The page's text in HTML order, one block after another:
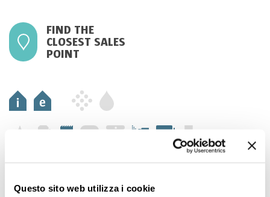
Questo sito web utilizza i cookie
FIND THE
CLOSEST SALES
POINT